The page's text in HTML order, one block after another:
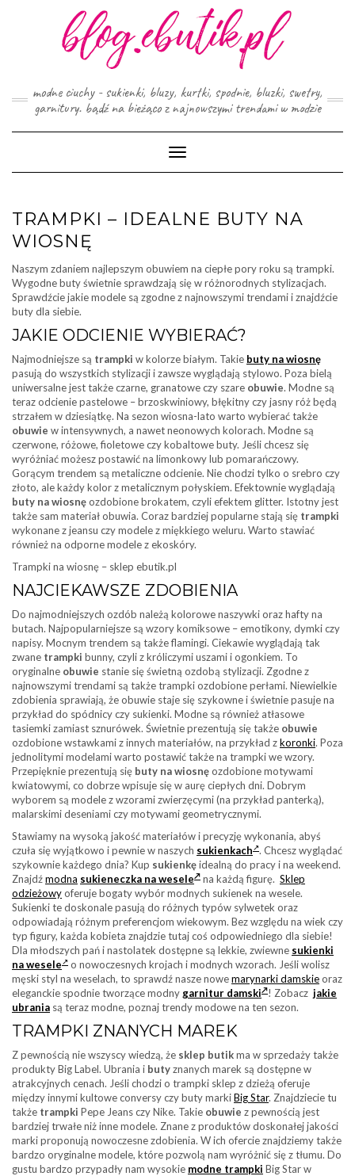
modne ciuchy - sukienki, bluzy, kurtki, spodnie, bluzki, swetry,
garnitury. bądź na bieżąco z najnowszymi trendami w modzie
Toggle
Navigation
TRAMPKI – IDEALNE BUTY NA
WIOSNĘ
Naszym zdaniem najlepszym obuwiem na ciepłe pory roku są trampki.
Wygodne buty świetnie sprawdzają się w różnorodnych stylizacjach.
Sprawdźcie jakie modele są zgodne z najnowszymi trendami i znajdźcie
buty dla siebie.
JAKIE ODCIENIE WYBIERAĆ?
Najmodniejsze są trampki w kolorze białym. Takie buty na wiosnę
pasują do wszystkich stylizacji i zawsze wyglądają stylowo. Poza bielą
uniwersalne jest także czarne, granatowe czy szare obuwie. Modne są
teraz odcienie pastelowe – brzoskwiniowy, błękitny czy jasny róż będą
strzałem w dziesiątkę. Na sezon wiosna-lato warto wybierać także
obuwie w intensywnych, a nawet neonowych kolorach. Modne są
czerwone, różowe, fioletowe czy kobaltowe buty. Jeśli chcesz się
wyróżniać możesz postawić na limonkowy lub pomarańczowy.
Gorącym trendem są metaliczne odcienie. Nie chodzi tylko o srebro czy
złoto, ale każdy kolor z metalicznym połyskiem. Efektownie wyglądają
buty na wiosnęozdobione brokatem, czyli efektem glitter. Istotny jest
także sam materiał obuwia. Coraz bardziej popularne stają się trampki
wykonane z jeansu czy modele z miękkiego weluru. Warto stawiać
również na odporne modele z ekoskóry.
Trampki na wiosnę – sklep ebutik.pl
NAJCIEKAWSZE ZDOBIENIA
Do najmodniejszych ozdób należą kolorowe naszywki oraz hafty na
butach. Najpopularniejsze są wzory komiksowe – emotikony, dymki czy
napisy. Mocnym trendem są także flamingi. Ciekawie wyglądają tak
zwane trampki bunny, czyli z króliczymi uszami i ogonkiem. To
oryginalne obuwie stanie się świetną ozdobą stylizacji. Zgodne z
najnowszymi trendami są także trampki ozdobione perłami. Niewielkie
zdobienia sprawiają, że obuwie staje się szykowne i świetnie pasuje na
przykład do spódnicy czy sukienki. Modne są również atłasowe
tasiemki zamiast sznurówek. Świetnie prezentują się także obuwie
ozdobione wstawkami z innych materiałów, na przykład zkoronki. Poza
jednolitymi modelami warto postawić także na trampki we wzory.
Przepięknie prezentują się buty na wiosnęozdobione motywami
kwiatowymi, co dobrze wpisuje się w aurę ciepłych dni. Dobrym
wyborem są modele z wzorami zwierzęcymi (na przykład panterką),
malarskimi deseniami czy motywami geometrycznymi.
Stawiamy na wysoką jakość materiałów i precyzję wykonania, abyś
czuła się wyjątkowo i pewnie w naszych sukienkach . Chcesz wyglądać
szykownie każdego dnia? Kup sukienkęidealną do pracy i na weekend.
Znajdźmodna sukieneczka na wesele na każdą figurę. Sklep
odzieżowyoferuje bogaty wybór modnych sukienek na wesele.
Sukienki te doskonale pasują do różnych typów sylwetek oraz
odpowiadają różnym preferencjom wiekowym. Bez względu na wiek czy
typ figury, każda kobieta znajdzie tutaj coś odpowiedniego dla siebie!
Dla młodszych pań i nastolatek dostępne są lekkie, zwiewne sukienki
na wesele
o nowoczesnych krojach i modnych wzorach. Jeśli wolisz
męski styl na weselach, to sprawdź nasze nowemarynarki damskieoraz
eleganckie spodnie tworzące modny garnitur damski ! Zobacz jakie
ubrania są teraz modne, poznaj trendy modowe na ten sezon.
TRAMPKI ZNANYCH MAREK
Z pewnością nie wszyscy wiedzą, że sklep butikma w sprzedaży także
produkty Big Label. Ubrania i butyznanych marek są dostępne w
atrakcyjnych cenach. Jeśli chodzi o trampki sklep z dzieżą oferuje
między innymi kultowe conversy czy buty markiBig Star. Znajdziecie tu
także trampki Pepe Jeans czy Nike. Takie obuwie z pewnością jest
bardziej trwałe niż inne modele. Znane z produktów doskonałej jakości
marki proponują nowoczesne zdobienia. W ich ofercie znajdziemy także
bardzo oryginalne modele, które pozwolą nam wyróżnić się z tłumu. Do
gustu bardzo przypadły nam wysokie modne trampki Big Star w